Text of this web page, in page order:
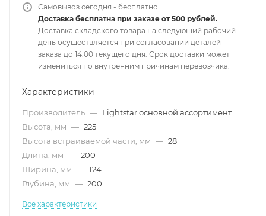
Самовывоз сегодня - бесплатно.
Доставка бесплатна при заказе от 500 рублей.
Доставка складского товара на следующий рабочий
день осуществляется при согласовании деталей
заказа до 14.00 текущего дня. Срок доставки может
измениться по внутренним причинам перевозчика.
Характеристики
Производитель — Lightstar основной ассортимент
Высота, мм — 225
Высота встраиваемой части, мм — 28
Длина, мм — 200
Ширина, мм — 124
Глубина, мм — 200
Все характеристики